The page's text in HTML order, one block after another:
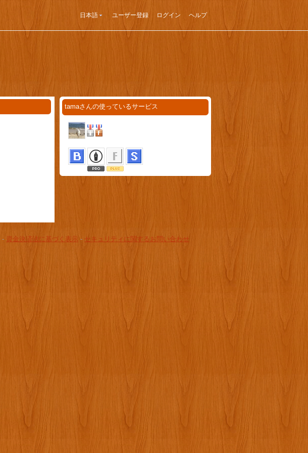
日本語 ユーザー登録 ログイン ヘルプ
tamaさんの使っているサービス
- 資金決済法に基づく表示 - セキュリティに関するお問い合わせ